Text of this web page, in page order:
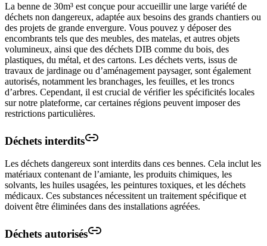
La benne de 30m³ est conçue pour accueillir une large variété de
déchets non dangereux, adaptée aux besoins des grands chantiers ou
des projets de grande envergure. Vous pouvez y déposer des
encombrants tels que des meubles, des matelas, et autres objets
volumineux, ainsi que des déchets DIB comme du bois, des
plastiques, du métal, et des cartons. Les déchets verts, issus de
travaux de jardinage ou d’aménagement paysager, sont également
autorisés, notamment les branchages, les feuilles, et les troncs
d’arbres. Cependant, il est crucial de vérifier les spécificités locales
sur notre plateforme, car certaines régions peuvent imposer des
restrictions particulières.
Déchets interdits
Les déchets dangereux sont interdits dans ces bennes. Cela inclut les
matériaux contenant de l’amiante, les produits chimiques, les
solvants, les huiles usagées, les peintures toxiques, et les déchets
médicaux. Ces substances nécessitent un traitement spécifique et
doivent être éliminées dans des installations agréées.
Déchets autorisés